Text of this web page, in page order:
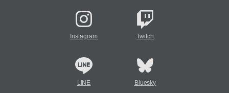
Instagram Twitch
LINE Bluesky